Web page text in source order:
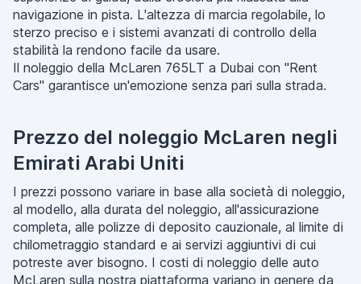
navigazione in pista. L'altezza di marcia regolabile, lo
sterzo preciso e i sistemi avanzati di controllo della
stabilità la rendono facile da usare.
Il noleggio della McLaren 765LT a Dubai con "Rent
Cars" garantisce un'emozione senza pari sulla strada.
Prezzo del noleggio McLaren negli
Emirati Arabi Uniti
I prezzi possono variare in base alla società di noleggio,
al modello, alla durata del noleggio, all'assicurazione
completa, alle polizze di deposito cauzionale, al limite di
chilometraggio standard e ai servizi aggiuntivi di cui
potreste aver bisogno. I costi di noleggio delle auto
McLaren sulla nostra piattaforma variano in genere da